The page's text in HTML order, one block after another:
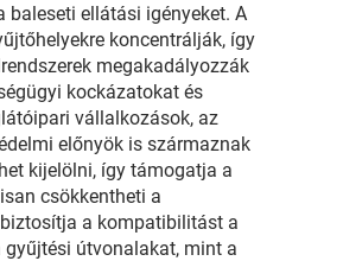
ellátási igényeket. A
koncentrálják, így
megakadályozzák
kockázatokat és
vállalkozások, az
előnyök is származnak
kijelölni, így támogatja a
csökkentheti a
a kompatibilitást a
útvonalakat, mint a